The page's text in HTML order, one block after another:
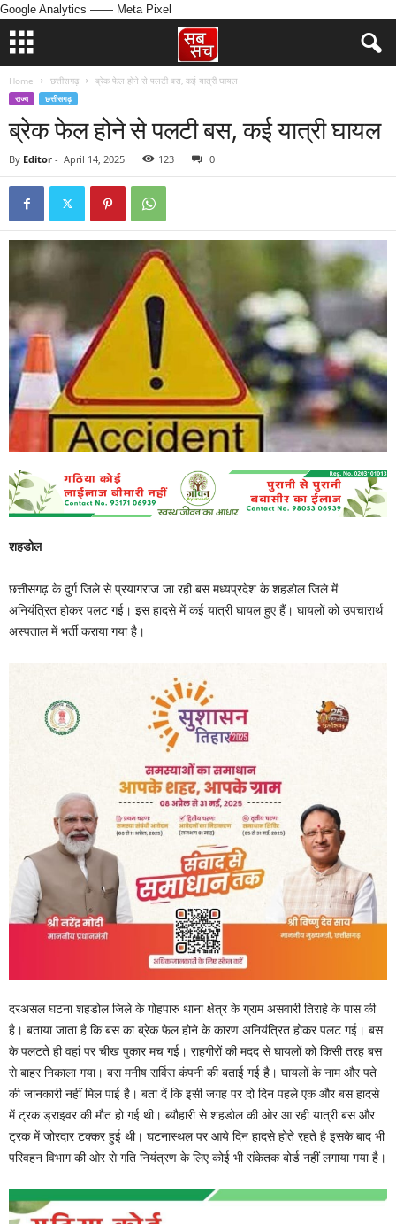
Google Analytics —— Meta Pixel
Home छत्तीसगढ़ ब्रेक फेल होने से पलटी बस, कई यात्री घायल
राज्य छत्तीसगढ़
ब्रेक फेल होने से पलटी बस, कई यात्री घायल
By Editor - April 14, 2025 123 0
शहडोल
छत्तीसगढ़ के दुर्ग जिले से प्रयागराज जा रही बस मध्यप्रदेश के शहडोल जिले में
अनियंत्रित होकर पलट गई। इस हादसे में कई यात्री घायल हुए हैं। घायलों को उपचारार्थ
अस्पताल में भर्ती कराया गया है।
दरअसल घटना शहडोल जिले के गोहपारु थाना क्षेत्र के ग्राम असवारी तिराहे के पास की
है। बताया जाता है कि बस का ब्रेक फेल होने के कारण अनियंत्रित होकर पलट गई। बस
के पलटते ही वहां पर चीख पुकार मच गई। राहगीरों की मदद से घायलों को किसी तरह बस
से बाहर निकाला गया। बस मनीष सर्विस कंपनी की बताई गई है। घायलों के नाम और पते
की जानकारी नहीं मिल पाई है। बता दें कि इसी जगह पर दो दिन पहले एक और बस हादसे
में ट्रक ड्राइवर की मौत हो गई थी। ब्यौहारी से शहडोल की ओर आ रही यात्री बस और
ट्रक में जोरदार टक्कर हुई थी। घटनास्थल पर आये दिन हादसे होते रहते है इसके बाद भी
परिवहन विभाग की ओर से गति नियंत्रण के लिए कोई भी संकेतक बोर्ड नहीं लगाया गया है।